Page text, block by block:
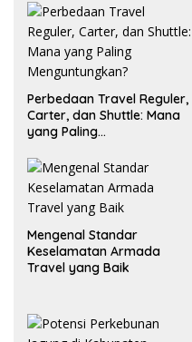
Perbedaan Travel Reguler,
Carter, dan Shuttle: Mana
yang Paling
Mengenal Standar
Keselamatan Armada
Travel yang Baik